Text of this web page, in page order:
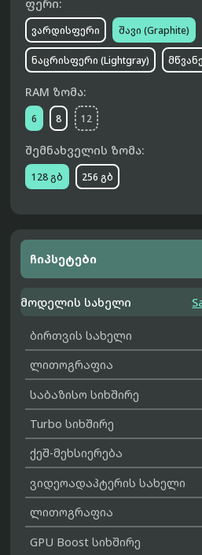
ფერი:
ვარდისფერი შავი (Graphite)
ნაცრისფერი (Lightgray)
RAM ზომა:
6 8 12
შემნახველის ზომა:
128 გბ 256 გბ
ჩიპსეტები
მოდელის სახელი
ბირთვის სახელი
ლითოგრაფია
საბაზისო სიხშირე
Turbo სიხშირე
ქეშ-მეხსიერება
ვიდეოადაპტერის სახელი
ლითოგრაფია
GPU Boost სიხშირე